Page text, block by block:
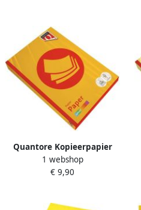
Quantore Kopieerpapier
Colour A4 80gr diepgeel 500
vel
1 webshop
€ 9,90